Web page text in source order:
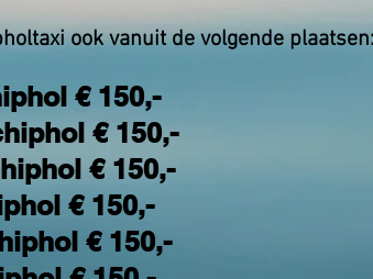
ook vanuit de volgende
€ 150,-
€ 150,-
€ 150,-
€ 150,-
€ 150,-